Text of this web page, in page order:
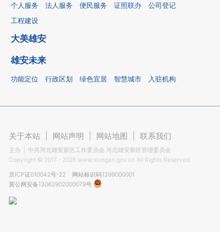
个人服务 法人服务 便民服务 证照联办
公司登记
工程建设
大美雄安
雄安未来
功能定位 行政区划 绿色宜居 智慧城市 入驻机构
关于本站 网站声明 网站地图 联系我们
主办
中共河北雄安新区工作委员会 河北雄安新区管理委员会
Copyright © 2017 - 2026 www.xiongan.gov.cn All Rights Reserved.
京ICP证010042号-22
网站标识码1399000001
冀公网安备13062902000079号